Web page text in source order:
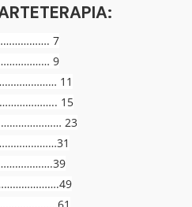
7
9
11
15
23